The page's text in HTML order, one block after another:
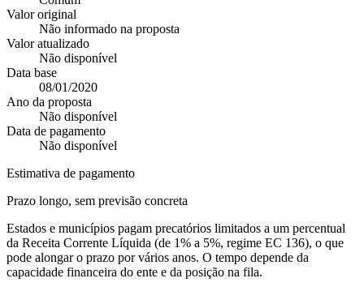
Valor original
Não informado na proposta
Valor atualizado
Não disponível
Data base
08/01/2020
Ano da proposta
Não disponível
Data de pagamento
Não disponível
Estimativa de pagamento
Prazo longo, sem previsão concreta
Estados e municípios pagam precatórios limitados a um percentual
da Receita Corrente Líquida (de 1% a 5%, regime EC 136), o que
pode alongar o prazo por vários anos. O tempo depende da
capacidade financeira do ente e da posição na fila.